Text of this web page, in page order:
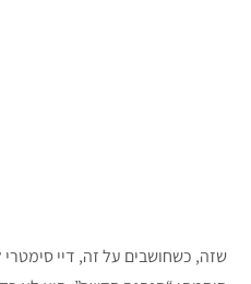
שזה, כשחושבים על זה, דיי